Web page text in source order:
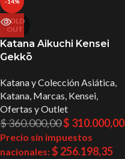
SOLD
OUT
Katana Aikuchi Kensei
Gekkō
Katana y Colección Asiática,
Katana, Marcas, Kensei,
Ofertas y Outlet
$360.000,00$ 310.000,00
Precio sin impuestos
nacionales:$ 256.198,35